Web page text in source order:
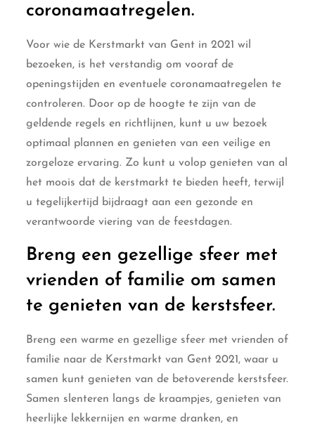
coronamaatregelen.
Voor wie de Kerstmarkt van Gent in 2021 wil
bezoeken, is het verstandig om vooraf de
openingstijden en eventuele coronamaatregelen te
controleren. Door op de hoogte te zijn van de
geldende regels en richtlijnen, kunt u uw bezoek
optimaal plannen en genieten van een veilige en
zorgeloze ervaring. Zo kunt u volop genieten van al
het moois dat de kerstmarkt te bieden heeft, terwijl
u tegelijkertijd bijdraagt aan een gezonde en
verantwoorde viering van de feestdagen.
Breng een gezellige sfeer met
vrienden of familie om samen
te genieten van de kerstsfeer.
Breng een warme en gezellige sfeer met vrienden of
familie naar de Kerstmarkt van Gent 2021, waar u
samen kunt genieten van de betoverende kerstsfeer.
Samen slenteren langs de kraampjes, genieten van
heerlijke lekkernijen en warme dranken, en